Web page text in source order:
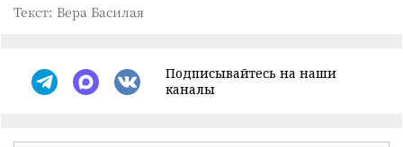
Текст: Вера Басилая
Подписывайтесь на наши
каналы